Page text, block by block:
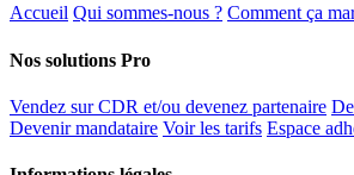
Accueil Qui sommes-nous ? Comment ça
Nos solutions Pro
Vendez sur CDR et/ou devenez partenaire
Devenir mandataire Voir les tarifs Espace